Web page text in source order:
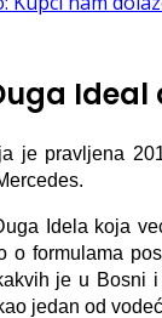
je pravljena
Idela koja
o formulama
je u
jedan od